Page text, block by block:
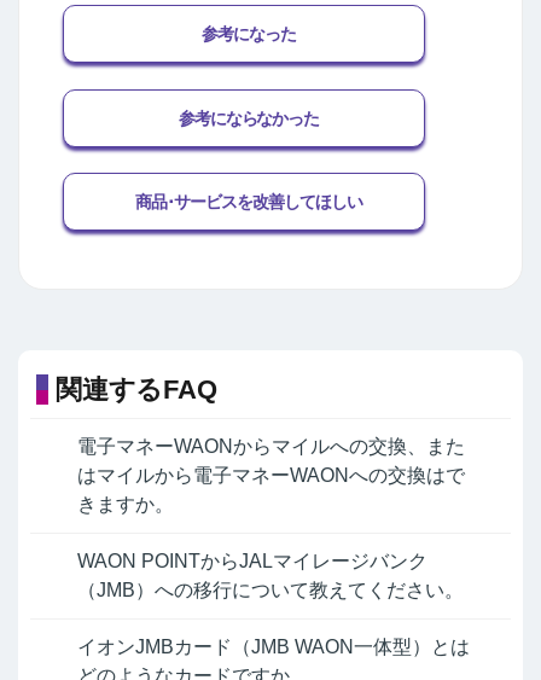
参考になった
参考にならなかった
商品･サービスを改善してほしい
関連するFAQ
電子マネーWAONからマイルへの交換、また
はマイルから電子マネーWAONへの交換はで
きますか。
WAON POINTからJALマイレージバンク
（JMB）への移行について教えてください。
イオンJMBカード（JMB WAON一体型）とは